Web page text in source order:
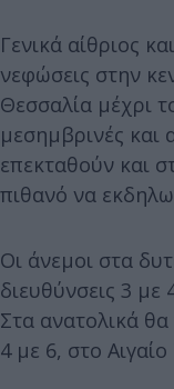
Γενικά αίθριος
νεφώσεις στην
Θεσσαλία μέχρι
μεσημβρινές και
επεκταθούν και
πιθανό να
Οι άνεμοι στα
διευθύνσεις 3 με
Στα ανατολικά
4 με 6, στο